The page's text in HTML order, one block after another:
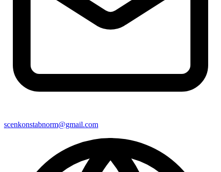
scenkonstabnorm@gmail.com